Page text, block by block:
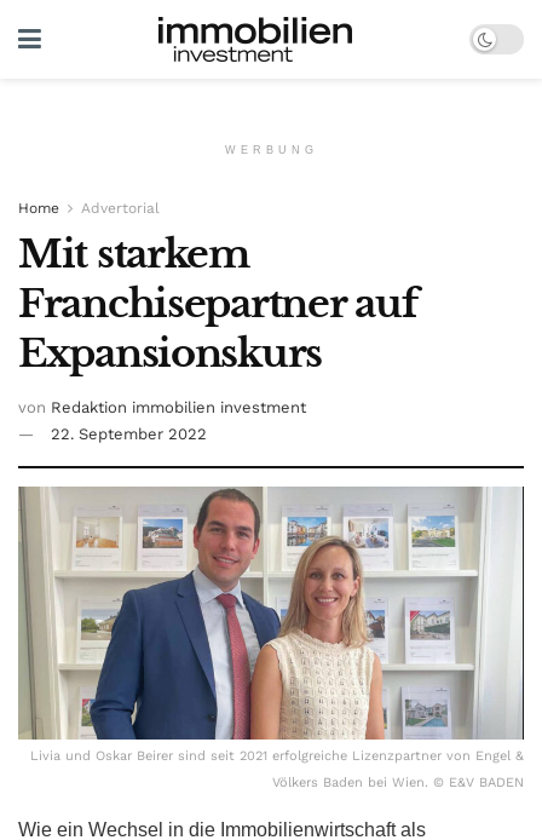
WERBUNG
Home Advertorial
Mit starkem
Franchisepartner auf
Expansionskurs
von Redaktion immobilien investment
22. September 2022
Livia und Oskar Beirer sind seit 2021 erfolgreiche Lizenzpartner von Engel &
Völkers Baden bei Wien. © E&V BADEN
Wie ein Wechsel in die Immobilienwirtschaft als